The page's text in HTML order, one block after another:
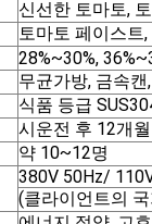
신선한 토마토,
토마토 페이스트
28%~30%,
무균가방, 금속
식품 등급
시운전 후 12개월
약 10~12명
380V 50Hz/
(클라이언트의